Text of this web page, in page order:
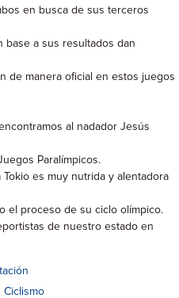
en busca de sus terceros
base a sus resultados dan
de manera oficial en estos juegos
al nadador Jesús
Paralímpicos.
es muy nutrida y alentadora
el proceso de su ciclo olímpico.
de nuestro estado en
Ciclismo